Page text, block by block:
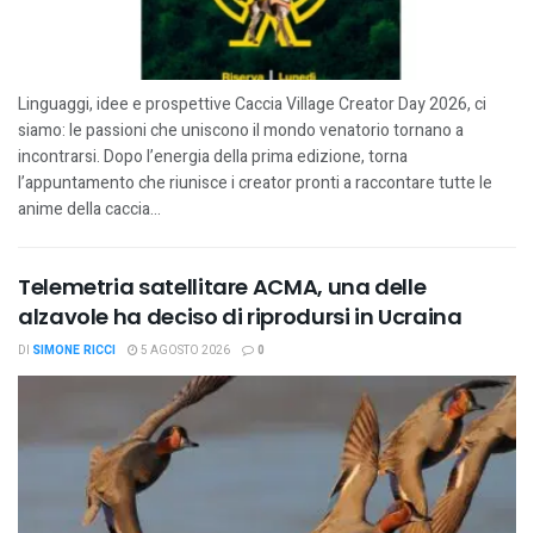
Linguaggi, idee e prospettive Caccia Village Creator Day 2026, ci
siamo: le passioni che uniscono il mondo venatorio tornano a
incontrarsi. Dopo l’energia della prima edizione, torna
l’appuntamento che riunisce i creator pronti a raccontare tutte le
anime della caccia...
Telemetria satellitare ACMA, una delle
alzavole ha deciso di riprodursi in Ucraina
DI SIMONE RICCI 5 AGOSTO 2026 0